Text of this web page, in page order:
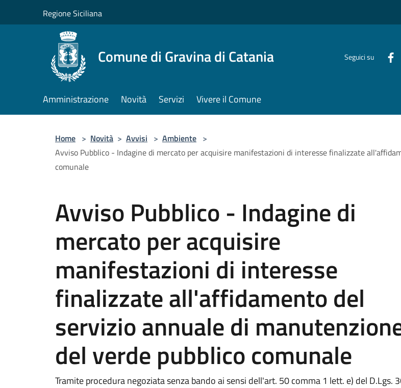
Regione Siciliana
Comune di Gravina di Catania Seguici su
Amministrazione Novità Servizi Vivere il Comune
Home > Novità > Avvisi > Ambiente >
Avviso Pubblico - Indagine di mercato per acquisire manifestazioni di interesse finalizzate
comunale
Avviso Pubblico - Indagine di
mercato per acquisire
manifestazioni di interesse
finalizzate all'affidamento del
servizio annuale di
del verde pubblico comunale
Tramite procedura negoziata senza bando ai sensi dell'art. 50 comma 1 lett. e) del D.Lgs.